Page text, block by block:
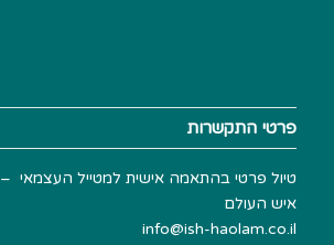
פרטי התקשרות
טיול פרטי בהתאמה אישית למטייל העצמאי –
איש העולם
info@ish-haolam.co.il